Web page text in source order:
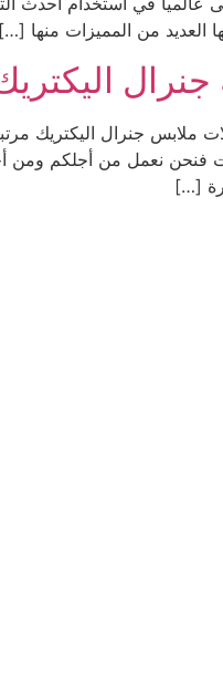
العديد من المميزات منها […]
ملابس جنرال اليكتريك
فنحن نعمل من أجلكم
[…]